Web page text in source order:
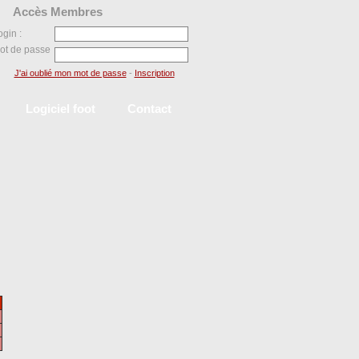
Accès Membres
:
de passe
J'ai oublié mon mot de passe- Inscription